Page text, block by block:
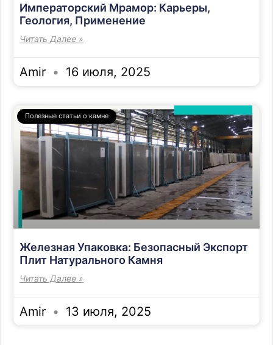
Императорский Мрамор: Карьеры,
Геология, Применение
Читать Далее »
Amir 16 июля, 2025
Полезные статьи о камне
Железная Упаковка: Безопасный Экспорт
Плит Натурального Камня
Читать Далее »
Amir 13 июля, 2025